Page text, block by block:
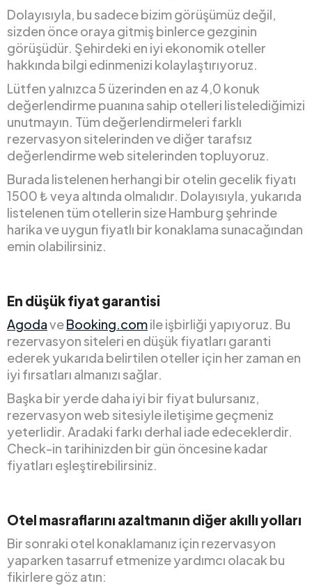
Dolayısıyla, bu sadece bizim görüşümüz değil,
sizden önce oraya gitmiş binlerce gezginin
görüşüdür. Şehirdeki en iyi ekonomik oteller
hakkında bilgi edinmenizi kolaylaştırıyoruz.
Lütfen yalnızca 5 üzerinden en az 4,0 konuk
değerlendirme puanına sahip otelleri listelediğimizi
unutmayın. Tüm değerlendirmeleri farklı
rezervasyon sitelerinden ve diğer tarafsız
değerlendirme web sitelerinden topluyoruz.
Burada listelenen herhangi bir otelin gecelik fiyatı
1500 ₺ veya altında olmalıdır. Dolayısıyla, yukarıda
listelenen tüm otellerin size Hamburg şehrinde
harika ve uygun fiyatlı bir konaklama sunacağından
emin olabilirsiniz.
En düşük fiyat garantisi
AgodaveBooking.comile işbirliği yapıyoruz. Bu
rezervasyon siteleri en düşük fiyatları garanti
ederek yukarıda belirtilen oteller için her zaman en
iyi fırsatları almanızı sağlar.
Başka bir yerde daha iyi bir fiyat bulursanız,
rezervasyon web sitesiyle iletişime geçmeniz
yeterlidir. Aradaki farkı derhal iade edeceklerdir.
Check-in tarihinizden bir gün öncesine kadar
fiyatları eşleştirebilirsiniz.
Otel masraflarını azaltmanın diğer akıllı yolları
Bir sonraki otel konaklamanız için rezervasyon
yaparken tasarruf etmenize yardımcı olacak bu
fikirlere göz atın: